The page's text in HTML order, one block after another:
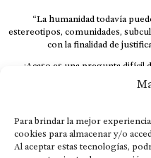
Para brindar la mejor
cookies para almacenar y/o
Al aceptar estas tecnologías,
“La humanidad todavía
estereotipos, comunidades,
con la finalidad de
¿Acaso es una pregunta difícil
respuesta al instante,
velocidad suficiente para
El concepto de familia no está
que surgen en nuestro
emparentados. Más bien, el